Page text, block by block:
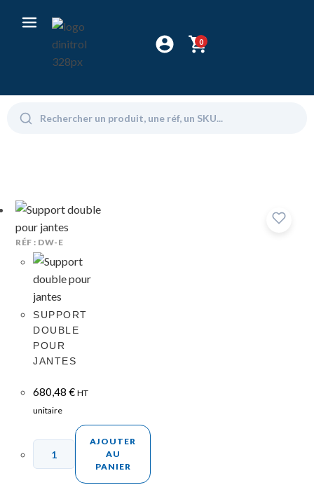
0
RÉF : DW-E
SUPPORT
DOUBLE
POUR
JANTES
680,48€ HT
unitaire
AJOUTER
AU
PANIER